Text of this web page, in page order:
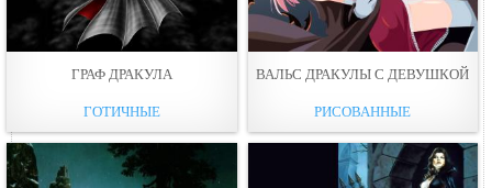
ГРАФ ДРАКУЛА
ГОТИЧНЫЕ
ВАЛЬС ДРАКУЛЫ С ДЕВУШКОЙ
РИСОВАННЫЕ